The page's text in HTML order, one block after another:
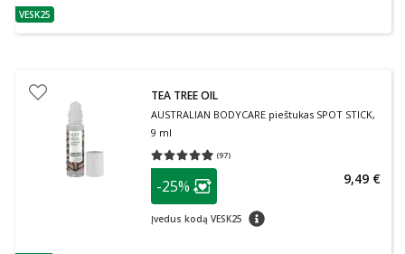
patarimas
VESK25
TEA TREE OIL
AUSTRALIAN BODYCARE pieštukas SPOT STICK,
9 ml
(97)
Vidutinis įvertinimas 4.93
patarimas
Lojalumo klubo narių nuolaida
-25%
Įvedus kodą VESK25 patarimas
9,49 €